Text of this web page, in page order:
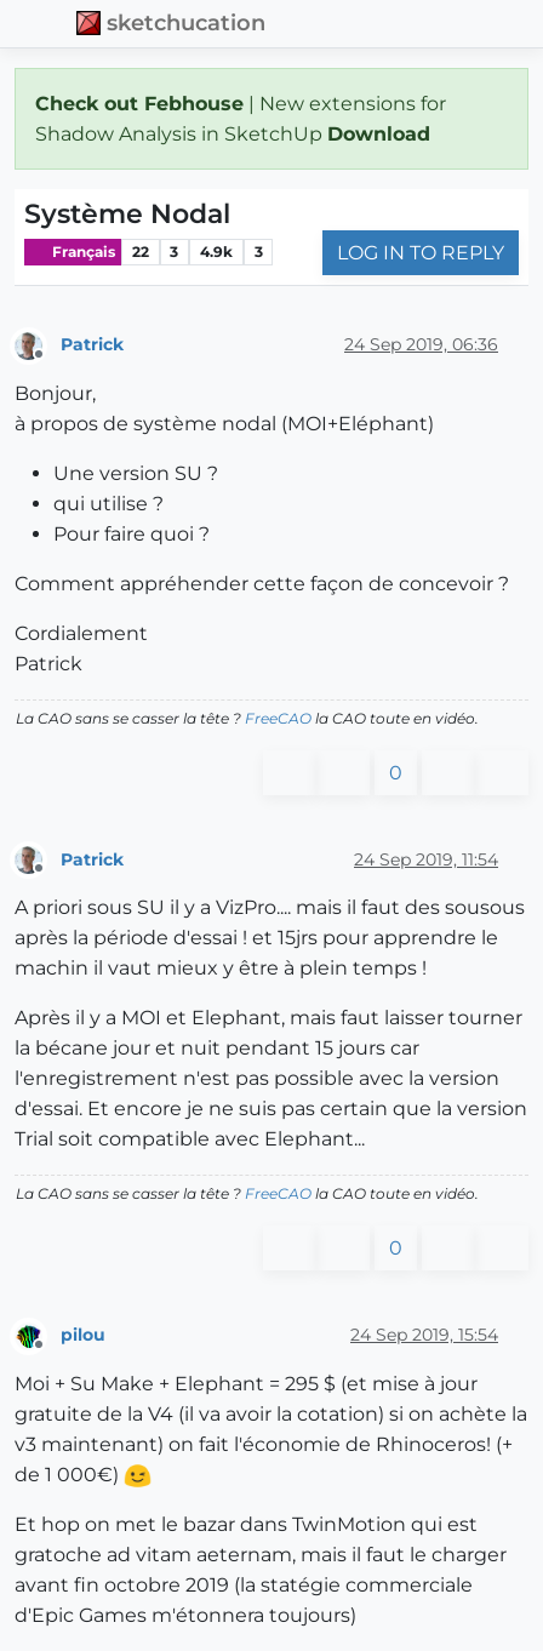
sketchucation
Check out Febhouse | New extensions for
Shadow Analysis in SketchUp Download
Système Nodal
Français 22 3 4.9k 3 LOG IN TO REPLY
Patrick 24 Sep 2019, 06:36
Bonjour,
à propos de système nodal (MOI+Eléphant)
Une version SU ?
qui utilise ?
Pour faire quoi ?
Comment appréhender cette façon de concevoir ?
Cordialement
Patrick
La CAO sans se casser la tête ? FreeCAO la CAO toute en vidéo.
0
Patrick 24 Sep 2019, 11:54
A priori sous SU il y a VizPro.... mais il faut des sousous
après la période d'essai ! et 15jrs pour apprendre le
machin il vaut mieux y être à plein temps !
Après il y a MOI et Elephant, mais faut laisser tourner
la bécane jour et nuit pendant 15 jours car
l'enregistrement n'est pas possible avec la version
d'essai. Et encore je ne suis pas certain que la version
Trial soit compatible avec Elephant...
La CAO sans se casser la tête ? FreeCAO la CAO toute en vidéo.
0
Offline
pilou 24 Sep 2019, 15:54
Moi + Su Make + Elephant = 295 $ (et mise à jour
gratuite de la V4 (il va avoir la cotation) si on achète la
v3 maintenant) on fait l'économie de Rhinoceros! (+
de 1 000€)
Et hop on met le bazar dans TwinMotion qui est
gratoche ad vitam aeternam, mais il faut le charger
avant fin octobre 2019 (la statégie commerciale
d'Epic Games m'étonnera toujours)